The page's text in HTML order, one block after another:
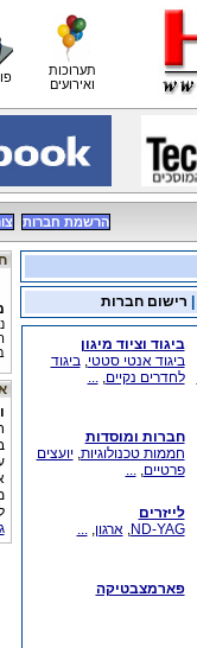
תערוכות
ואירועים
הרשמת חברות
חדשות כימיה
אתר היום
רישום חברות
ביגוד וציוד מיגון
ביגוד אנטי סטטי,ביגוד
לחדרים נקיים,
...
חברות ומוסדות
חממות טכנולוגיות,יועצים
פרטיים,
...
לייזרים
ND-YAG
,ארגון,
...
פארמצבטיקה